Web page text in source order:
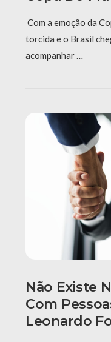
Com a emoção da
torcida e o Brasil
acompanhar …
Não Existe
Com
Leonardo